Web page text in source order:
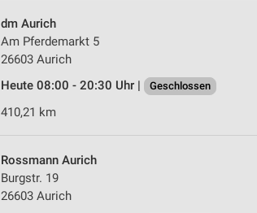
dm Aurich
Am Pferdemarkt 5
26603 Aurich
Heute 08:00 - 20:30 Uhr |
Geschlossen
410,21 km
Rossmann Aurich
Burgstr. 19
26603 Aurich